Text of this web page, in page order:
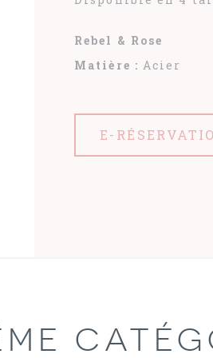
Rebel & Rose
Matière : Acier
E-